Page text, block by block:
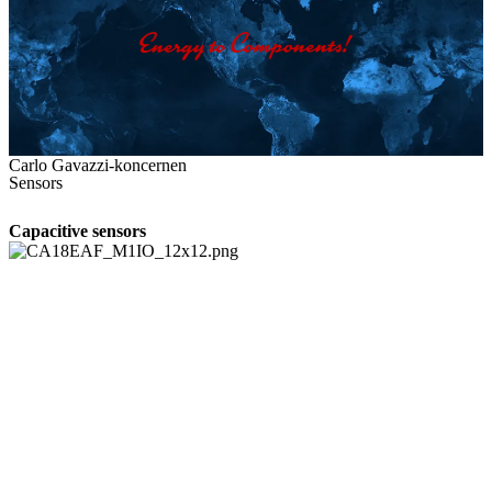
Carlo Gavazzi-koncernen
Sensors
Capacitive sensors